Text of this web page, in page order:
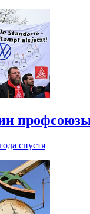
профсоюзы
спустя